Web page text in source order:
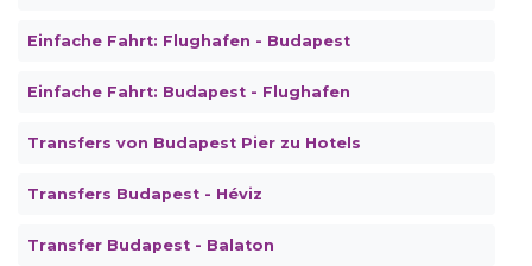
Einfache Fahrt: Flughafen - Budapest
Einfache Fahrt: Budapest - Flughafen
Transfers von Budapest Pier zu Hotels
Transfers Budapest - Héviz
Transfer Budapest - Balaton